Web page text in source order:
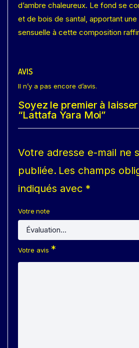
d’ambre chaleureux. Le fond se
et de bois de santal, apportant
sensuelle à cette composition
AVIS
Il n’y a pas encore d’avis.
Soyez le premier à
“Lattafa Yara Moi”
Votre adresse e-mail ne
publiée. Les champs
indiqués avec *
Votre note
Votre avis *